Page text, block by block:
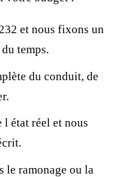
et nous fixons un
temps.
du conduit, de
l état réel et nous
le ramonage ou la